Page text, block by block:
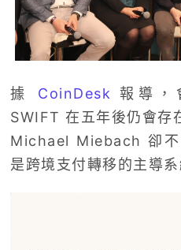
據 CoinDesk 報導，
SWIFT 在五年後仍會存
Michael Miebach 卻
是跨境支付轉移的主導系